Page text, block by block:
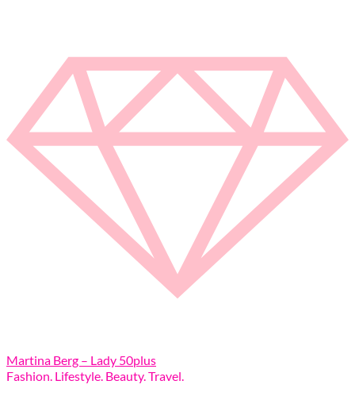
Martina Berg – Lady 50plus
Fashion. Lifestyle. Beauty. Travel.